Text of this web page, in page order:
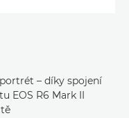
– díky spojení
EOS R6 Mark II